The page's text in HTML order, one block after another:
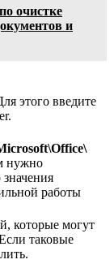
очистке
и
этого введите
нужно
работы
которые могут
таковые